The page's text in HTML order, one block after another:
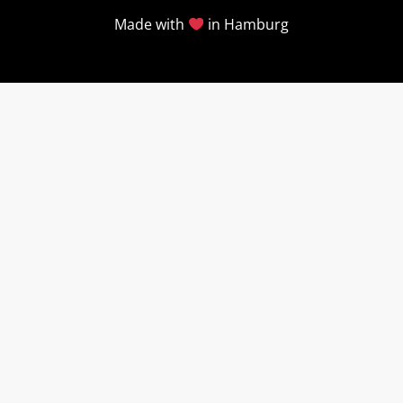
Made with in Hamburg